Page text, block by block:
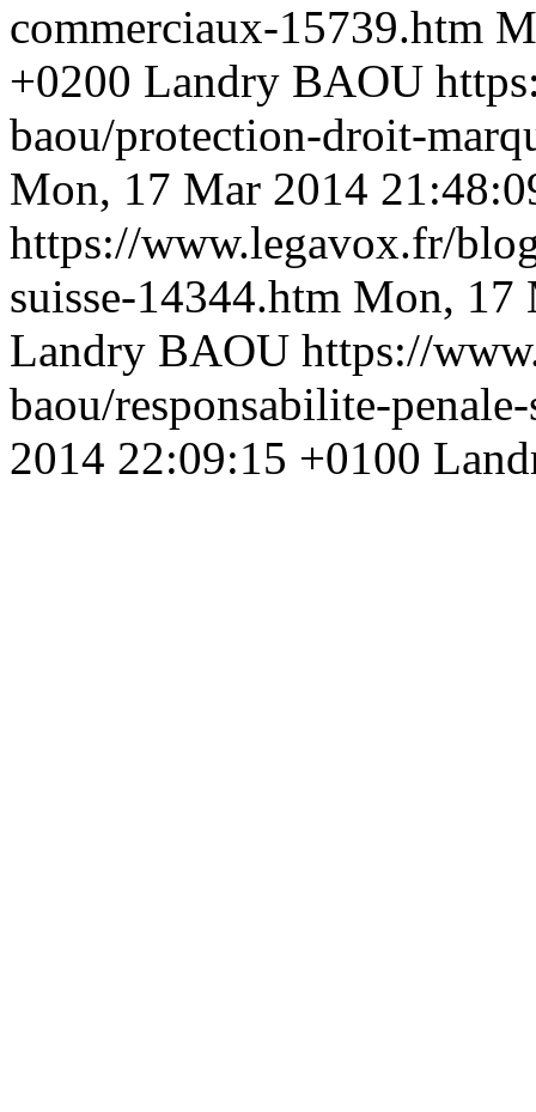
commerciaux-15739.htm
+0200 Landry BAOU
baou/protection-droit-
Mon, 17 Mar 2014
https://www.legavox.fr/
suisse-14344.htm Mon, 17
Landry BAOU https://
baou/responsabilite-
2014 22:09:15 +0100